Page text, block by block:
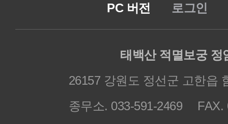
PC 버전 로그인
태백산 적멸보궁 정
26157 강원도 정선군 고한읍
종무소. 033-591-2469
FAX.